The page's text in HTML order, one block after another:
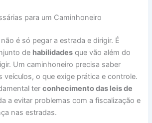
para um Caminhoneiro
é só pegar a estrada e dirigir. É
de habilidades que vão além do
Um caminhoneiro precisa saber
veículos, o que exige prática e controle.
terconhecimento das leis de
a evitar problemas com a fiscalização e
nas estradas.